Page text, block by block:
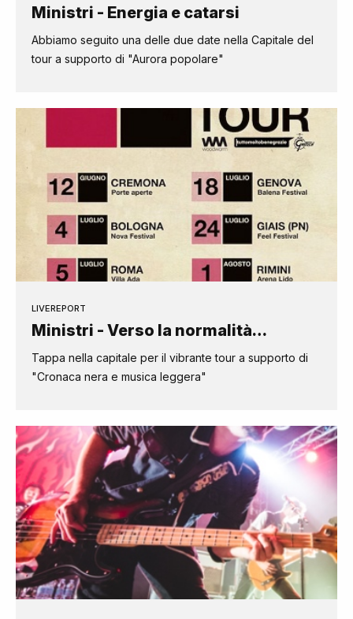
Ministri - Energia e catarsi
Abbiamo seguito una delle due date nella Capitale del
tour a supporto di "Aurora popolare"
LIVEREPORT
Ministri - Verso la normalità…
Tappa nella capitale per il vibrante tour a supporto di
"Cronaca nera e musica leggera"